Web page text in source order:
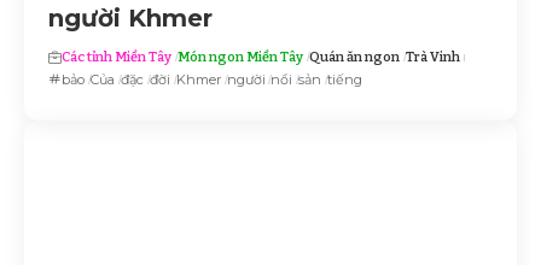
người Khmer
Các tỉnh Miền Tây Món ngon Miền Tây Quán ăn ngon Trà Vinh
bảo Của đặc đời Khmer người nổi sản tiếng